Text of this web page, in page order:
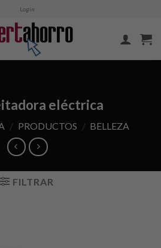
Login
eléctrica
/ PRODUCTOS / BELLEZA
FILTRAR